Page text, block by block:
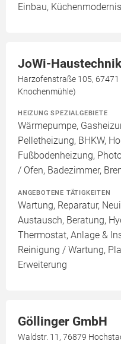
Einbau,
JoWi-Haustechnik
Harzofenstraße 105,
Knochenmühle)
HEIZUNG SPEZIALGEBIETE
Wärmepumpe,
Pelletheizung, BHKW,
Fußbodenheizung,
/ Ofen, Badezimmer,
ANGEBOTENE TÄTIGKEITEN
Wartung, Reparatur,
Austausch, Beratung,
Thermostat, Anlage &
Reinigung / Wartung,
Erweiterung
Göllinger GmbH
Waldstr. 11, 76879